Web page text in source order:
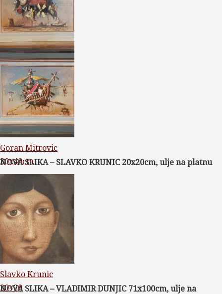
Goran Mitrovic
40x50cm
Goran Mitrovic
30x40cm
NOVA SLIKA – SLAVKO KRUNIC 20x20cm, ulje na platnu
Slavko Krunic
20×20
NOVA SLIKA – VLADIMIR DUNJIC 71x100cm, ulje na